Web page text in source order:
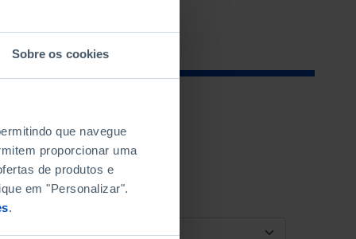
Sobre os cookies
que navegue
proporcionar uma
de produtos e
em "Personalizar".
.
ORDENAR POR